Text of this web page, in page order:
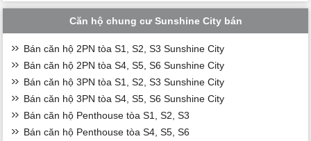
Căn hộ chung cư Sunshine City bán
Bán căn hộ 2PN tòa S1, S2, S3 Sunshine City
Bán căn hộ 2PN tòa S4, S5, S6 Sunshine City
Bán căn hộ 3PN tòa S1, S2, S3 Sunshine City
Bán căn hộ 3PN tòa S4, S5, S6 Sunshine City
Bán căn hộ Penthouse tòa S1, S2, S3
Bán căn hộ Penthouse tòa S4, S5, S6